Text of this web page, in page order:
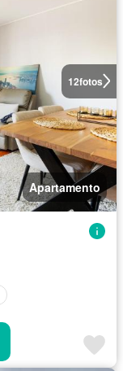
12fotos
Apartamento